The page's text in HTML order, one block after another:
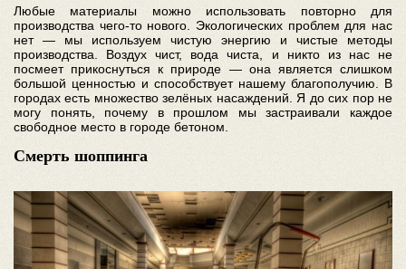
Любые материалы можно использовать повторно для
производства чего-то нового. Экологических проблем для нас
нет — мы используем чистую энергию и чистые методы
производства. Воздух чист, вода чиста, и никто из нас не
посмеет прикоснуться к природе — она является слишком
большой ценностью и способствует нашему благополучию. В
городах есть множество зелёных насаждений. Я до сих пор не
могу понять, почему в прошлом мы застраивали каждое
свободное место в городе бетоном.
Смерть шоппинга